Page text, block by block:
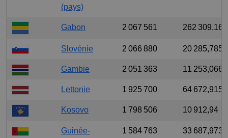
(pays)
Gabon 2 067 561 262 309,164
Slovénie 2 066 880 20 285,785
Gambie 2 051 363 11 253,066
Lettonie 1 925 700 64 672,915
Kosovo 1 798 506 10 912,94
Guinée-
1 584 763 33 687,973